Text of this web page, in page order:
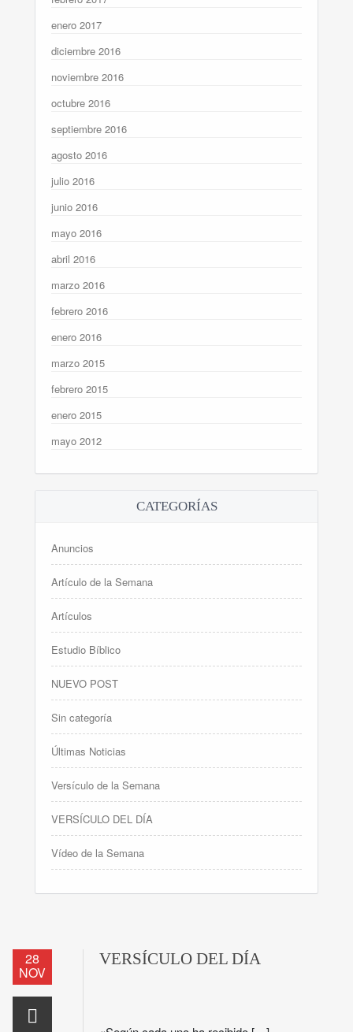
enero 2017
diciembre 2016
noviembre 2016
octubre 2016
septiembre 2016
agosto 2016
julio 2016
junio 2016
mayo 2016
abril 2016
marzo 2016
febrero 2016
enero 2016
marzo 2015
febrero 2015
enero 2015
mayo 2012
CATEGORÍAS
Anuncios
Artículo de la Semana
Artículos
Estudio Bíblico
NUEVO POST
Sin categoría
Últimas Noticias
Versículo de la Semana
VERSÍCULO DEL DÍA
Vídeo de la Semana
28
NOV
VERSÍCULO DEL DÍA